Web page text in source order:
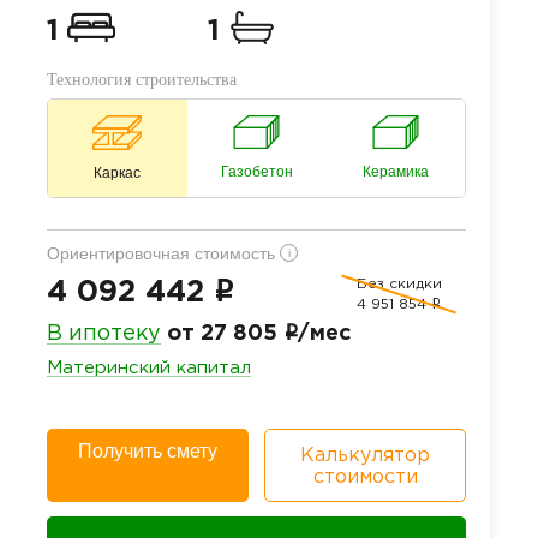
1 1
Технология строительства
Каркас Газобетон Керамика
Ориентировочная стоимость i
4 092 442 i
Без скидки
4 951 854 i
В ипотеку от 27 805 i/мес
Материнский капитал
Получить смету
Калькулятор
стоимости